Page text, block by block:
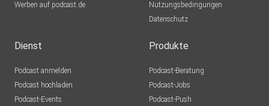
Werben auf podcast.de
Nutzungsbedingungen
Datenschutz
Dienst
Podcast anmelden
Podcast hochladen
Podcast-Events
Produkte
Podcast-Beratung
Podcast-Jobs
Podcast-Push